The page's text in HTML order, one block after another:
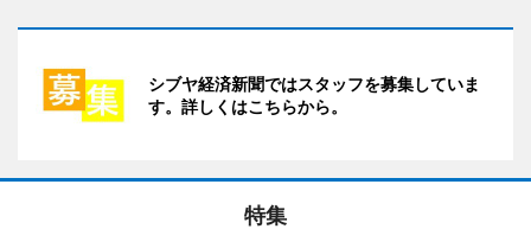
シブヤ経済新聞ではスタッフを募集していま
す。詳しくはこちらから。
特集